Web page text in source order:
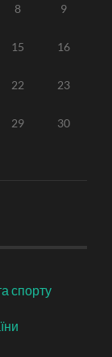
8 9
15 16
22 23
29 30